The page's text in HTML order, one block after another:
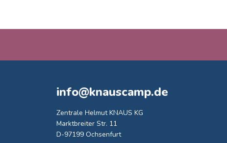
info@knauscamp.de
Zentrale Helmut KNAUS KG
Marktbreiter Str. 11
D-97199 Ochsenfurt